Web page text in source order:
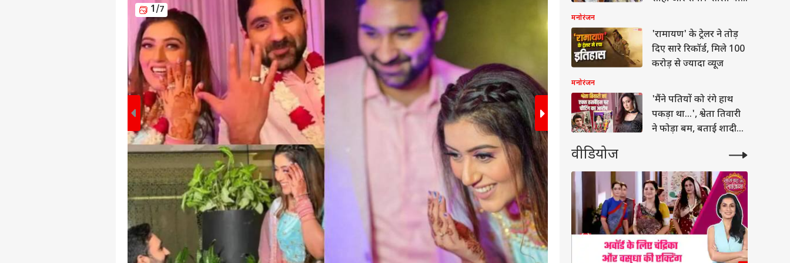
1/7
शिरीन मिर्जा ने नीले रंग का लहंगा और गुलाबी दुपट्टा
मनोरंजन
'रामायण' के ट्रेलर ने तोड़
दिए सारे रिकॉर्ड, मिले 100
करोड़ से ज्यादा व्यूज
मनोरंजन
'मैंने पतियों को रंगे हाथ
पकड़ा था...', श्वेता तिवारी
ने फोड़ा बम, बताई शादी
वीडियोज
हॅलो गेस्ट
एडवर्टाइज विथ अस
प्राइवेसी पॉलिसी
पर्सनल कार्नर
टॉप आर्टिकल्स
इंडिया उत्तर प्रदेश और उत्तराखंड इंडिया क्रिकेट